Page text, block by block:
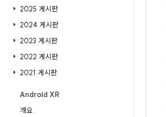
2025 게시판
2024 게시판
2023 게시판
2022 게시판
2021 게시판
Android XR
개요